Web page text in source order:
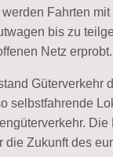
Fahrten
bis zu
Netz erprobt.
Güterverkehr
selbstfahrende
die Zukunft des